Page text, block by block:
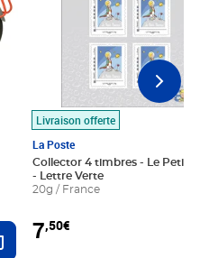
Ajouter au panier
Livraison offerte
La Poste
Collector 4 timbres - Le Petit
- Lettre Verte
20g / France
7,50€